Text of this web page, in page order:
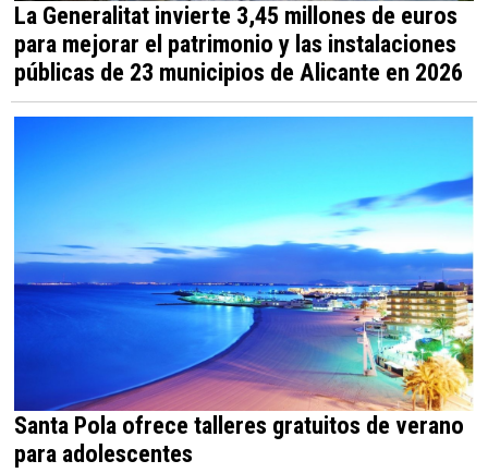
La Generalitat invierte 3,45 millones de euros
para mejorar el patrimonio y las instalaciones
públicas de 23 municipios de Alicante en 2026
Santa Pola ofrece talleres gratuitos de verano
para adolescentes